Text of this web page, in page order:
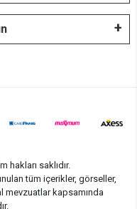
hakları saklıdır.
tüm içerikler, görseller,
mevzuatlar kapsamında